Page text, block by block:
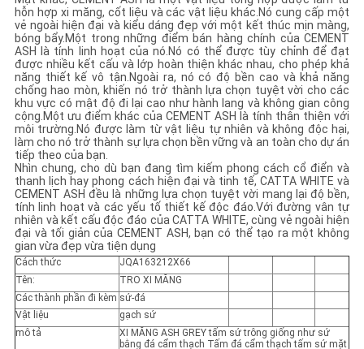
hỗn hợp xi măng, cốt liệu và các vật liệu khác.Nó cung cấp một
vẻ ngoài hiện đại và kiểu dáng đẹp với một kết thúc mịn màng,
bóng bẩy.Một trong những điểm bán hàng chính của CEMENT
ASH là tính linh hoạt của nó.Nó có thể được tùy chỉnh để đạt
được nhiều kết cấu và lớp hoàn thiện khác nhau, cho phép khả
năng thiết kế vô tận.Ngoài ra, nó có độ bền cao và khả năng
chống hao mòn, khiến nó trở thành lựa chọn tuyệt vời cho các
khu vực có mật độ đi lại cao như hành lang và không gian công
cộng.Một ưu điểm khác của CEMENT ASH là tính thân thiện với
môi trường.Nó được làm từ vật liệu tự nhiên và không độc hại,
làm cho nó trở thành sự lựa chọn bền vững và an toàn cho dự án
tiếp theo của bạn.
Nhìn chung, cho dù bạn đang tìm kiếm phong cách cổ điển và
thanh lịch hay phong cách hiện đại và tinh tế, CATTA WHITE và
CEMENT ASH đều là những lựa chọn tuyệt vời mang lại độ bền,
tính linh hoạt và các yếu tố thiết kế độc đáo.Với đường vân tự
nhiên và kết cấu độc đáo của CATTA WHITE, cùng vẻ ngoài hiện
đại và tối giản của CEMENT ASH, bạn có thể tạo ra một không
gian vừa đẹp vừa tiện dụng
Cách thức
JQA163212X66
Tên:
TRO XI MĂNG
Các thành phần đi kèm sứ-đá
Vật liệu
gạch sứ
mô tả
XI MĂNG ASH GREY tấm sứ trông giống như sứ
bằng đá cẩm thạch Tấm đá cẩm thạch tấm sứ mặt